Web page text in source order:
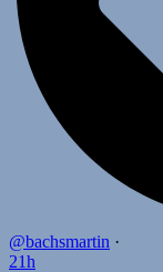
@bachsmartin ·
21h